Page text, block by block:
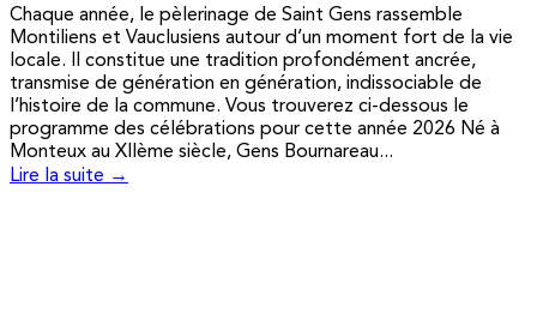
Chaque année, le pèlerinage de Saint Gens rassemble
Montiliens et Vauclusiens autour d’un moment fort de la vie
locale. Il constitue une tradition profondément ancrée,
transmise de génération en génération, indissociable de
l’histoire de la commune. Vous trouverez ci-dessous le
programme des célébrations pour cette année 2026 Né à
Monteux au XIIème siècle, Gens Bournareau...
Lire la suite →